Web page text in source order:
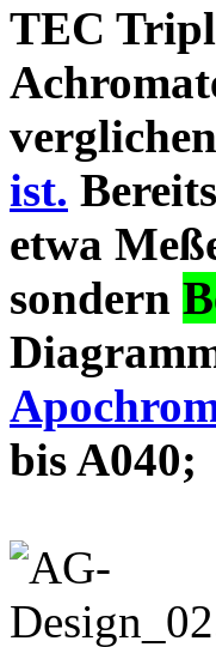
TEC
ist.
etwa
sondern
bis